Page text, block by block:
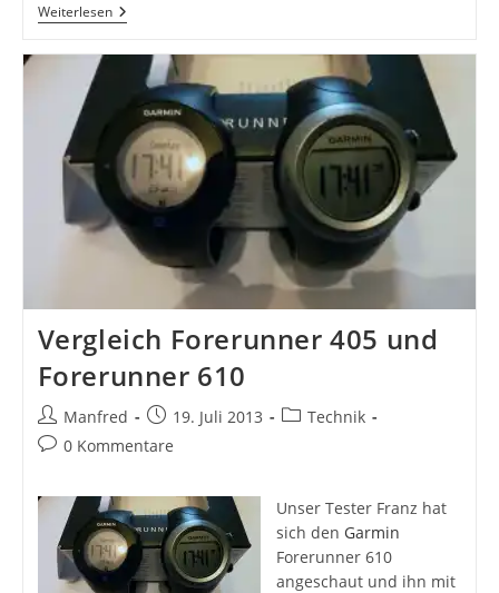
WeiterlesenGarmin
FR910
Triathlon
Sportuhr
Auch
Was
Für
Nichtschwimmer?
Vergleich Forerunner 405 und
Forerunner 610
Beitrags-
Autor:
Manfred
Beitrag
veröffentlicht:
19. Juli 2013
Beitrags-
Technik
Beitrags-
0 Kommentare
Unser Tester Franz hat
sich den Garmin
Forerunner 610
angeschaut und ihn mit